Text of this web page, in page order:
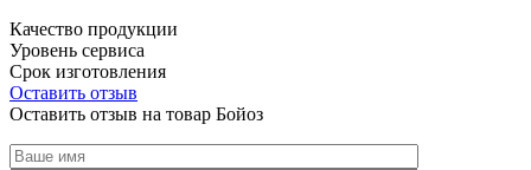
Качество продукции
Уровень сервиса
Срок изготовления
Оставить отзыв
Оставить отзыв на товар Бойоз